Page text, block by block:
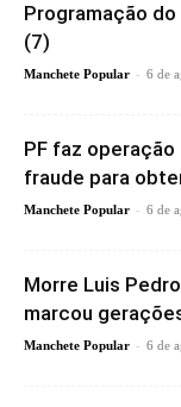
Programação
(7)
Manchete Popular - 6 de
PF faz
fraude para
Manchete Popular - 6 de
Morre Luis
marcou
Manchete Popular - 6 de